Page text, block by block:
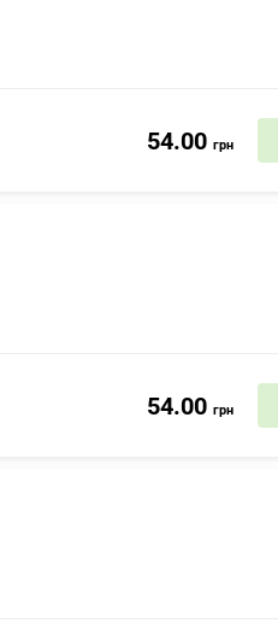
54.00 грн
54.00 грн